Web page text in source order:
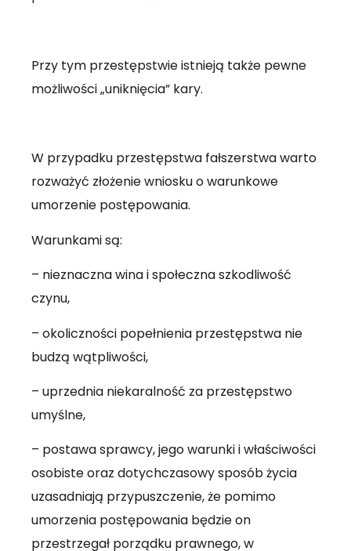
Przy tym przestępstwie istnieją także pewne
możliwości „uniknięcia” kary.
W przypadku przestępstwa fałszerstwa warto
rozważyć złożenie wniosku o warunkowe
umorzenie postępowania.
Warunkami są:
– nieznaczna wina i społeczna szkodliwość
czynu,
– okoliczności popełnienia przestępstwa nie
budzą wątpliwości,
– uprzednia niekaralność za przestępstwo
umyślne,
– postawa sprawcy, jego warunki i właściwości
osobiste oraz dotychczasowy sposób życia
uzasadniają przypuszczenie, że pomimo
umorzenia postępowania będzie on
przestrzegał porządku prawnego, w